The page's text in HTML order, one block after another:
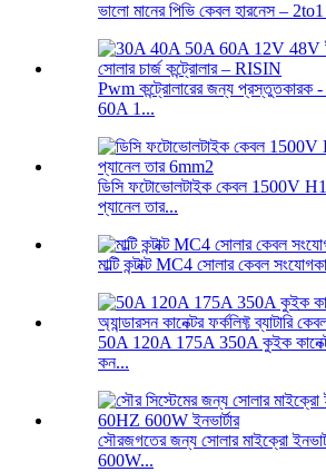
ভালো মানের পিভি কেবল হারনেস –
Pwm কন্ট্রোলারের জন্য
60A 1...
ডিসি ফটোভোলটাইক কেবল 1500V
প্যানেল তার...
মাল্টি কন্টাক্ট MC4 সোলার কেবল
50A 120A 175A 350A কুইক
কন...
সৌরজগতের জন্য সোলার মাইক্রো
600W...